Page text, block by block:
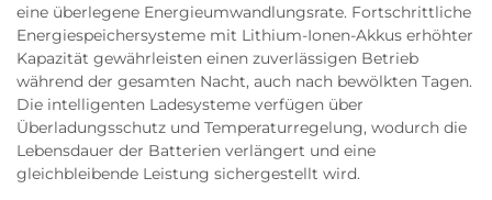
eine überlegene Energieumwandlungsrate. Fortschrittliche
Energiespeichersysteme mit Lithium-Ionen-Akkus erhöhter
Kapazität gewährleisten einen zuverlässigen Betrieb
während der gesamten Nacht, auch nach bewölkten Tagen.
Die intelligenten Ladesysteme verfügen über
Überladungsschutz und Temperaturregelung, wodurch die
Lebensdauer der Batterien verlängert und eine
gleichbleibende Leistung sichergestellt wird.